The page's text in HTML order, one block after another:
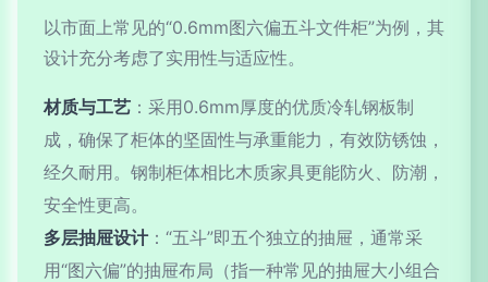
以市面上常见的“0.6mm图六偏五斗文件柜”为例，其
设计充分考虑了实用性与适应性。
材质与工艺 ：采用0.6mm厚度的优质冷轧钢板制
成，确保了柜体的坚固性与承重能力，有效防锈蚀，
经久耐用。钢制柜体相比木质家具更能防火、防潮，
安全性更高。
多层抽屉设计：“五斗”即五个独立的抽屉，通常采
用“图六偏”的抽屉布局（指一种常见的抽屉大小组合